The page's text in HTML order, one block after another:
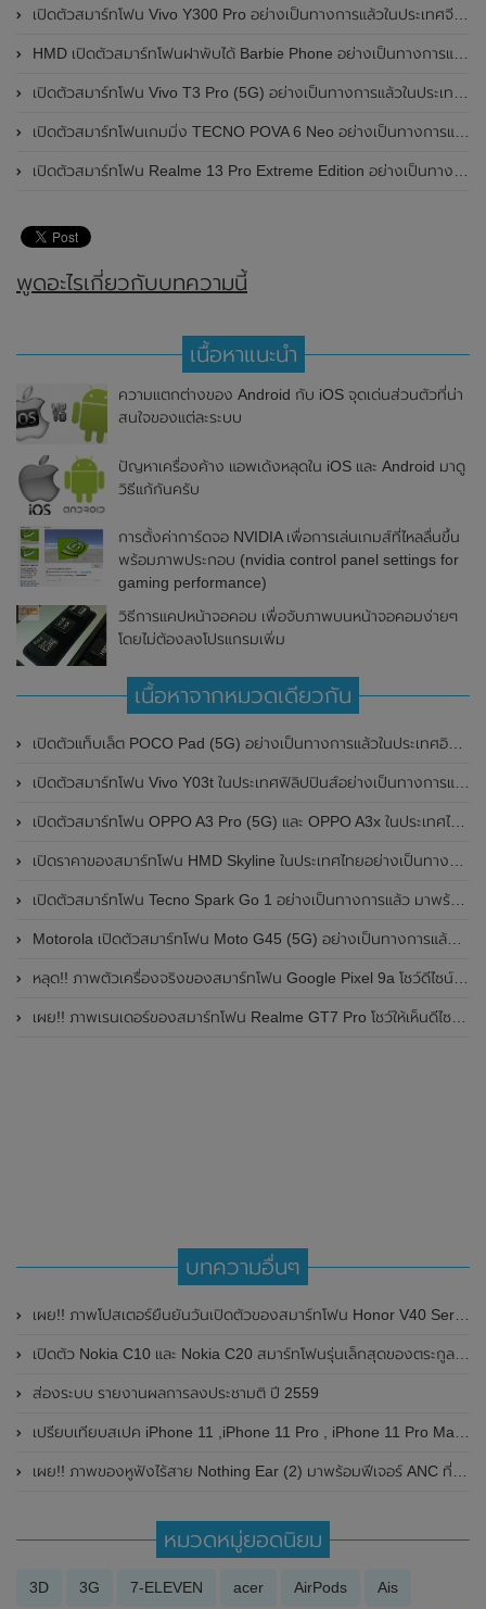
เปิดตัวสมาร์ทโฟน Vivo Y300 Pro อย่างเป็นทางการแล้วในประเทศจีน มาพร้อมดีไซน์พรีเมี่ยม ทนทาน และแบตเตอรี่สุดอึดขนาดใหญ่ 6,500mAh พร้อมรองรับการชาร์จไว 80W
HMD เปิดตัวสมาร์ทโฟนฝาพับได้ Barbie Phone อย่างเป็นทางการแล้ว มาพร้อมธีมสีชมพูสดใส
เปิดตัวสมาร์ทโฟน Vivo T3 Pro (5G) อย่างเป็นทางการแล้วในประเทศอินเดีย
เปิดตัวสมาร์ทโฟนเกมมิ่ง TECNO POVA 6 Neo อย่างเป็นทางการแล้วในประเทศไทย ในราคา 8,499 บาท
เปิดตัวสมาร์ทโฟน Realme 13 Pro Extreme Edition อย่างเป็นทางการแล้วในประเทศจีน
พูดอะไรเกี่ยวกับบทความนี้
เนื้อหาแนะนำ
ความแตกต่างของ Android กับ iOS จุดเด่นส่วนตัวที่น่า
สนใจของแต่ละระบบ
ปัญหาเครื่องค้าง แอพเด้งหลุดใน iOS และ Android มาดู
วิธีแก้กันครับ
การตั้งค่าการ์ดจอ NVIDIA เพื่อการเล่นเกมส์ที่ไหลลื่นขึ้น
พร้อมภาพประกอบ (nvidia control panel settings for
gaming performance)
วิธีการแคปหน้าจอคอม เพื่อจับภาพบนหน้าจอคอมง่ายๆ
โดยไม่ต้องลงโปรแกรมเพิ่ม
เนื้อหาจากหมวดเดียวกัน
เปิดตัวแท็บเล็ต POCO Pad (5G) อย่างเป็นทางการแล้วในประเทศอินเดีย มาพร้อมชิปเซ็ต Snapdragon 7s Gen 2 ของ Qualcomm และรองรับเครือข่าย 5G
เปิดตัวสมาร์ทโฟน Vivo Y03t ในประเทศฟิลิปปินส์อย่างเป็นทางการแล้ว มาพร้อมชิปเซ็ต Unisoc T612 , กล้องหลัง ความละเอียด 13MP , แบตเตอรี่ 5,000mAh และหน้าจอแสดงผล LCD / 90Hz
เปิดตัวสมาร์ทโฟน OPPO A3 Pro (5G) และ OPPO A3x ในประเทศไทยอย่างเป็นทางการแล้ว ในราคาเริ่มต้นเพียง 3,999 บาท
เปิดราคาของสมาร์ทโฟน HMD Skyline ในประเทศไทยอย่างเป็นทางการแล้ว ราคา 14,990 บาท
เปิดตัวสมาร์ทโฟน Tecno Spark Go 1 อย่างเป็นทางการแล้ว มาพร้อมหน้าจอแสดงผล LCD / 120Hz , แบตเตอรี่ 5,000mAh และใช้ชิปเซ็ต Unisoc
Motorola เปิดตัวสมาร์ทโฟน Moto G45 (5G) อย่างเป็นทางการแล้วในอินเดีย
หลุด!! ภาพตัวเครื่องจริงของสมาร์ทโฟน Google Pixel 9a โชว์ดีไซน์ใหม่ กล้องหลังแบนราบ ไม่มีกรอบของกล้องแล้ว
เผย!! ภาพเรนเดอร์ของสมาร์ทโฟน Realme GT7 Pro โชว์ให้เห็นดีไซน์ใหม่ พร้อมเผยรายละเอียดสเปกที่สำคัญบางส่วน
บทความอื่นๆ
เผย!! ภาพโปสเตอร์ยืนยันวันเปิดตัวของสมาร์ทโฟน Honor V40 Series (5G)ในวันที่ 18 มกราคม 2021 นี้ โชว์ให้เห็นดีไซน์จริงทั้งด้านหน้า และด้านหลัง
เปิดตัว Nokia C10 และ Nokia C20 สมาร์ทโฟนรุ่นเล็กสุดของตระกูล C-series ในราคาสุดแสนประหยัดอย่างเป็นทางการแล้ว
ส่องระบบ รายงานผลการลงประชามติ ปี 2559
เปรียบเทียบสเปค iPhone 11 ,iPhone 11 Pro , iPhone 11 Pro Max ซื้อตัวไหนดี ??
เผย!! ภาพของหูฟังไร้สาย Nothing Ear (2) มาพร้อมฟีเจอร์ ANC ที่ปรับระดับเองได้ แต่ยังคงดีไซน์คล้ายเดิม
หมวดหมู่ยอดนิยม
3D 3G 7-ELEVEN acer AirPods Ais